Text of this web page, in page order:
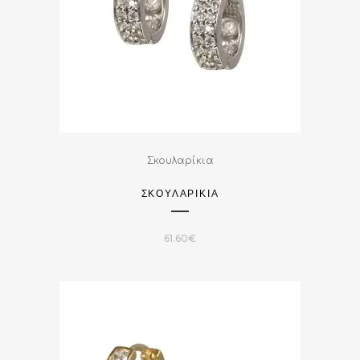
Σκουλαρίκια
ΣΚΟΥΛΑΡΙΚΙΑ
61.60€